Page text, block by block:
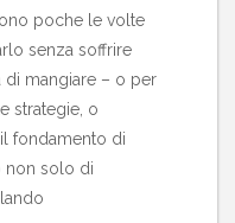
poche le volte
senza soffrire
mangiare – o per
strategie, o
fondamento di
non solo di